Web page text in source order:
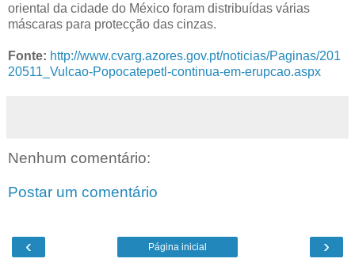
oriental da cidade do México foram distribuídas várias
máscaras para protecção das cinzas.
Fonte: http://www.cvarg.azores.gov.pt/noticias/Paginas/201
20511_Vulcao-Popocatepetl-continua-em-erupcao.aspx
Nenhum comentário:
Postar um comentário
‹ ›
Página inicial